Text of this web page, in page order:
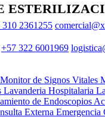
310 2361255
+57 322 6001969
Monitor de Signos Vitales
Lavanderia Hospitalaria
de Endoscopios
Externa Emergencia